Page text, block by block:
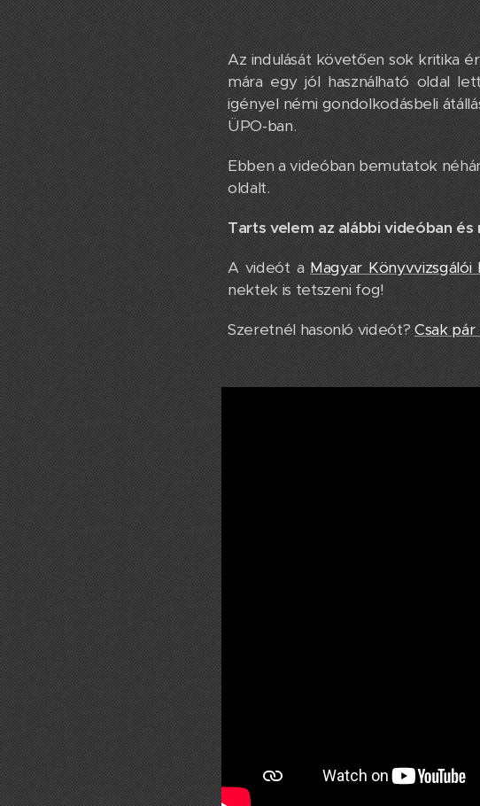
Az indulását követően sok kritika
mára egy jól használható oldal
igényel némi gondolkodásbeli
ÜPO-ban.
Ebben a videóban bemutatok
oldalt.
Tarts velem az alábbi videóban
A videót aMagyar
nektek is tetszeni fog!
Szeretnél hasonló videót?Csak